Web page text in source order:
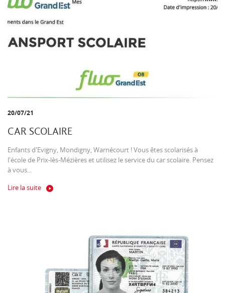
20/07/21
CAR SCOLAIRE
Enfants d'Evigny, Mondigny, Warnécourt ! Vous êtes scolarisés à
l'école de Prix-lès-Mézières et utilisez le service du car scolaire. Pensez
à vous...
Lire la suite